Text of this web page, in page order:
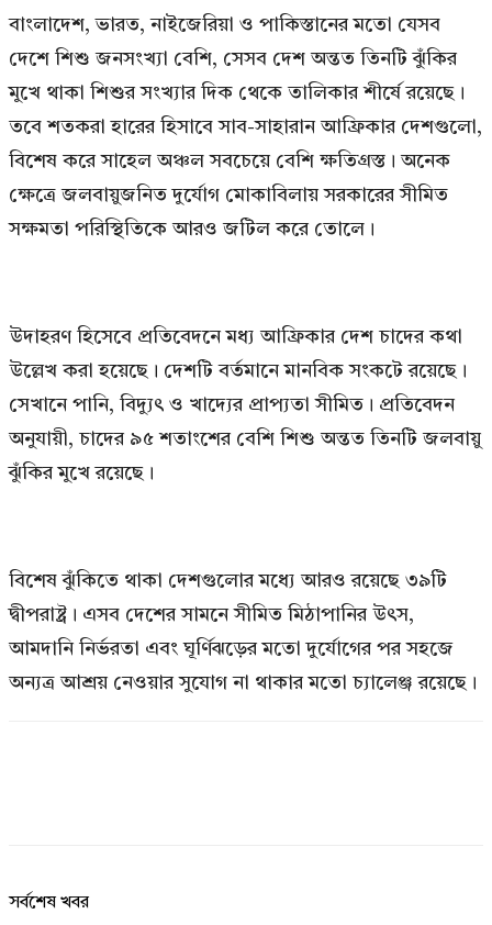
বাংলাদেশ, ভারত, নাইজেরিয়া ও পাকিস্তানের মতো যেসব
দেশে শিশু জনসংখ্যা বেশি, সেসব দেশ অন্তত তিনটি ঝুঁকির
মুখে থাকা শিশুর সংখ্যার দিক থেকে তালিকার শীর্ষে রয়েছে।
তবে শতকরা হারের হিসাবে সাব-সাহারান আফ্রিকার দেশগুলো,
বিশেষ করে সাহেল অঞ্চল সবচেয়ে বেশি ক্ষতিগ্রস্ত। অনেক
ক্ষেত্রে জলবায়ুজনিত দুর্যোগ মোকাবিলায় সরকারের সীমিত
সক্ষমতা পরিস্থিতিকে আরও জটিল করে তোলে।
উদাহরণ হিসেবে প্রতিবেদনে মধ্য আফ্রিকার দেশ চাদের কথা
উল্লেখ করা হয়েছে। দেশটি বর্তমানে মানবিক সংকটে রয়েছে।
সেখানে পানি, বিদ্যুৎ ও খাদ্যের প্রাপ্যতা সীমিত। প্রতিবেদন
অনুযায়ী, চাদের ৯৫ শতাংশের বেশি শিশু অন্তত তিনটি জলবায়ু
ঝুঁকির মুখে রয়েছে।
বিশেষ ঝুঁকিতে থাকা দেশগুলোর মধ্যে আরও রয়েছে ৩৯টি
দ্বীপরাষ্ট্র। এসব দেশের সামনে সীমিত মিঠাপানির উৎস,
আমদানি নির্ভরতা এবং ঘূর্ণিঝড়ের মতো দুর্যোগের পর সহজে
অন্যত্র আশ্রয় নেওয়ার সুযোগ না থাকার মতো চ্যালেঞ্জ রয়েছে।
সর্বশেষ খবর